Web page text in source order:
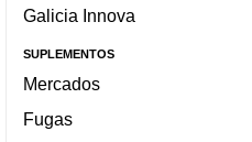
Galicia Innova
SUPLEMENTOS
Mercados
Fugas